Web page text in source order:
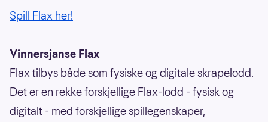
Spill Flax her!
Vinnersjanse Flax
Flax tilbys både som fysiske og digitale skrapelodd.
Det er en rekke forskjellige Flax-lodd - fysisk og
digitalt - med forskjellige spillegenskaper,